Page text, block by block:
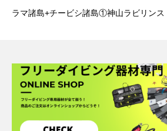
ラマ諸島+チービシ諸島①神山ラビリ